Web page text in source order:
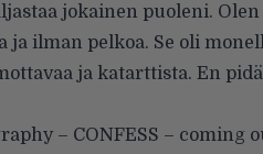
jokainen puoleni.
ja ilman pelkoa. Se oli
ja katarttista. En
– CONFESS – coming